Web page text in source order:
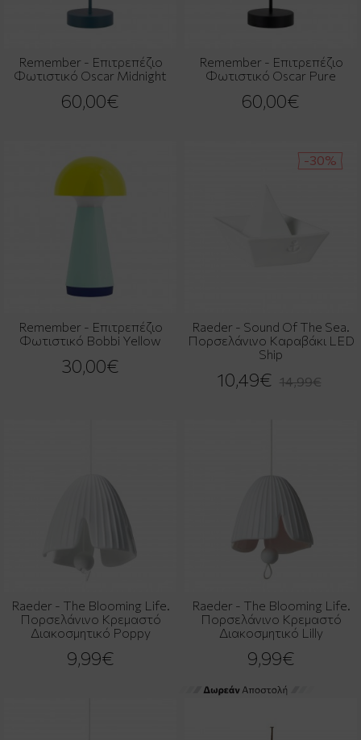
Remember - Επιτρεπέζιο
Φωτιστικό Oscar Midnight
60,00€
Remember - Επιτρεπέζιο
Φωτιστικό Oscar Pure
60,00€
Remember - Επιτρεπέζιο
Φωτιστικό Bobbi Yellow
30,00€
-30%
Raeder - Sound Of The Sea.
Πορσελάνινο Καραβάκι LED
Ship
10,49€ 14,99€
Raeder - The Blooming Life.
Πορσελάνινο Κρεμαστό
Διακοσμητικό Poppy
9,99€
Raeder - The Blooming Life.
Πορσελάνινο Κρεμαστό
Διακοσμητικό Lilly
9,99€